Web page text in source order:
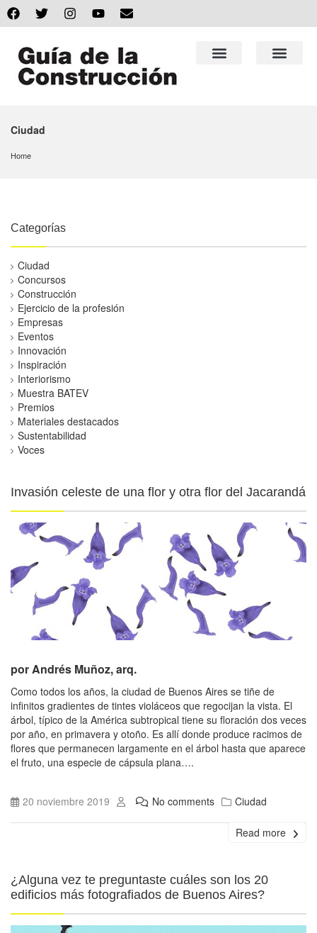
Ciudad
Home
Categorías
Ciudad
Concursos
Construcción
Ejercicio de la profesión
Empresas
Eventos
Innovación
Inspiración
Interiorismo
Muestra BATEV
Premios
Materiales destacados
Sustentabilidad
Voces
Invasión celeste de una flor y otra flor del Jacarandá
por Andrés Muñoz, arq.
Como todos los años, la ciudad de Buenos Aires se tiñe de
infinitos gradientes de tintes violáceos que regocijan la vista. El
árbol, típico de la América subtropical tiene su floración dos veces
por año, en primavera y otoño. Es allí donde produce racimos de
flores que permanecen largamente en el árbol hasta que aparece
el fruto, una especie de cápsula plana….
20 noviembre 2019 No comments Ciudad
Read more
¿Alguna vez te preguntaste cuáles son los 20
edificios más fotografiados de Buenos Aires?